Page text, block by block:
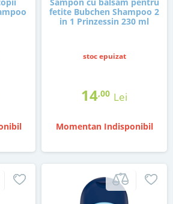
fetite Bubchen Shampoo 2
in 1 Prinzessin 230 ml
stoc epuizat
14,00 Lei
Momentan Indisponibil